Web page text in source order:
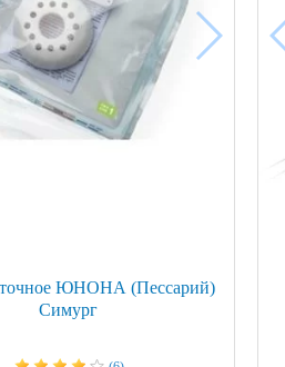
ЮНОНА (Пессарий)
Симург